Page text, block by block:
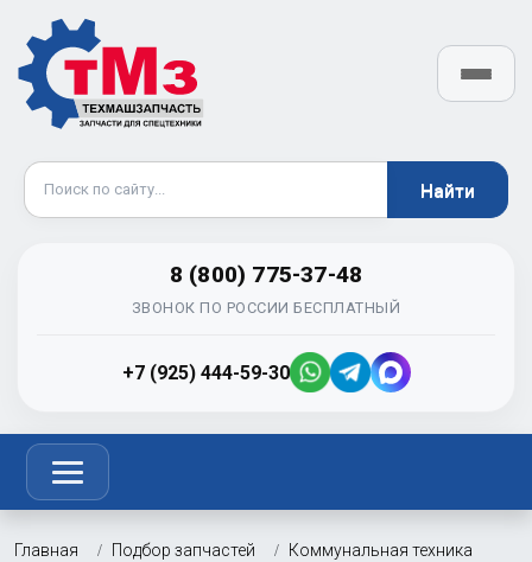
8 (800) 775-37-48
ЗВОНОК ПО РОССИИ БЕСПЛАТНЫЙ
+7 (925) 444-59-30
Главная Подбор запчастей
Коммунальная техника